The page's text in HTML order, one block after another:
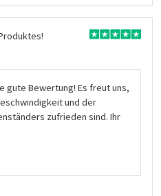
gute Bewertung! Es freut uns,
und der
zufrieden sind. Ihr